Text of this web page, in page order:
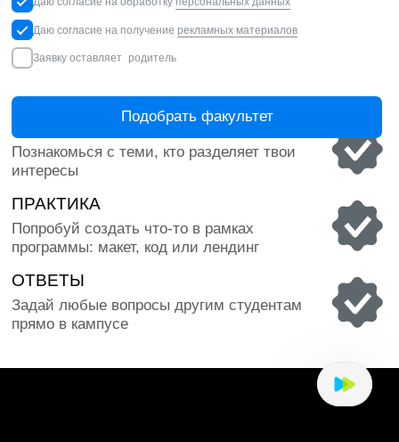
БОЛЕЕ 11 000 ВЫПУСКНИКОВ
Обучаем уже больше 30 лет и помогли
выпускникам найти своё дело
КОМФОРТНОЕ
Есть всё для
мощный